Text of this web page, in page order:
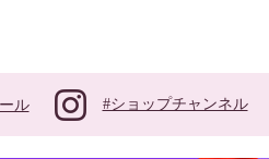
ル #ショップチャンネル